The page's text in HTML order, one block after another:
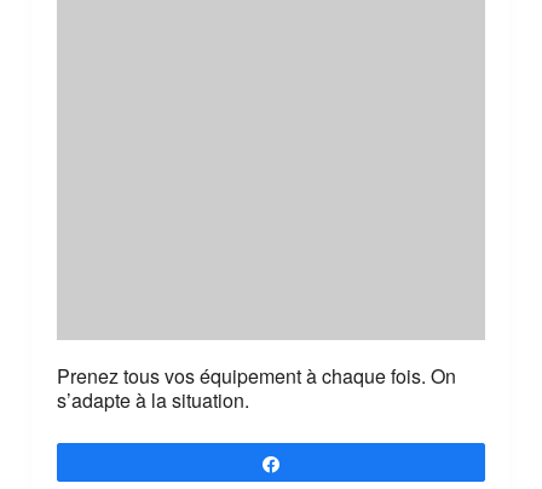
Prenez tous vos équipement à chaque fois. On
s’adapte à la situation.